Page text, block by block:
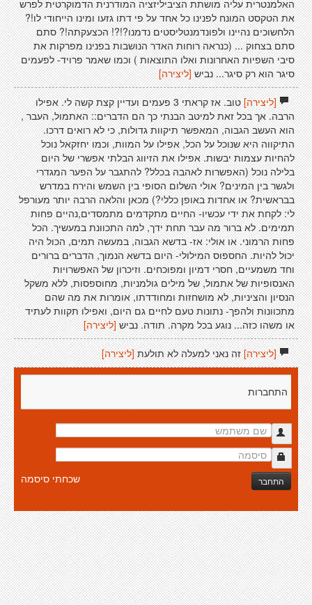
האלמנטרית עליה מושתת הציביליזציה המודרנית הדמוקרטית לפרש
את הטקסט המונח לפנינו כל אחד על פי דתו גזעו ומינו הייחודי לו!?
הלחשוכים נהיינו ולפונדמנטליסטים נדמנו?!?! הכצעקתה!? סתם
סתם בצחוק ... (כנראה רוחות האדר הנושבות בפנינו מפרקות את
סיבי השפיות האחרונות ואלו התוצאות ) וכמו שאמר פרויד- לפעמים
סיגר הוא רק סיגר... נביש[ליצירה]
[ליצירה]
טוב. אז קראתי 3 פעמים ועדיין קצת קשה לי. אפילו
הרבה. אך בכל זאת למיטב הבנתי כך הם הדברים:: האתמול, העבר ,
הוא העשב הגבוה, המאפשר תיקוות גדולות, כי לא רואים דרכו.
התיקווה היא שנוכל על הכל, אפילו על המוות, וכמו יחזקאל נוכל
להחיות עצמות יבשות. אפילו את הזיווג הבלתי אפשרי של היום
בלילה נוכל (האפשרות לאהבה בכלל? להתגבר על הפער המגדרי
ולגשר בין המינים? אולי השלום הסופי בין השמש והירח במדרש
בבראשית? או אחדות באופן כללי?) מכאן והלאה הרבה יותר מעורפל
לי: לקחת את ידי עכשיו- החיים מתקדמים מתמסדים,נהיים פחות
תמימים. לא ברור מה עבר תחת ידך, למה התכוונת במעשיך. הכל
פחות הרמוני. או אולי: אז- בדשא הגבוה, במעשה תמים, הכול היה
יכול להיות. החספוס המילולי- היום בדשא הנמוך, הדברים ברורים
וחד משמעיים, חסרי דמיון ומפוכחים. וזיכרון של האפשרויות
האנסופיות של אתמול, של מילים גולמניות, מחוספסות, ללא משקל
הנסיון והציניות, לא מושחזות ומחודדתו, אומרות את מה שהם
מתכוונות ולהפך- נתונות טעם לחיים גם היום, ואפילו תקוות לעתיד
או משהו כזה... נוגע בכל מקרה. תודה. נביש[ליצירה]
[ליצירה]זה נאני למעלה לא תולעת [ליצירה]
התחברות
התחבר שכחתי סיסמה